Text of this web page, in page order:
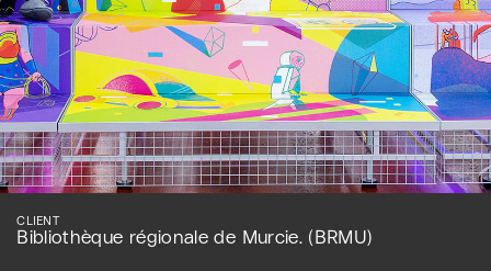
CLIENT
Bibliothèque régionale de Murcie. (BRMU)